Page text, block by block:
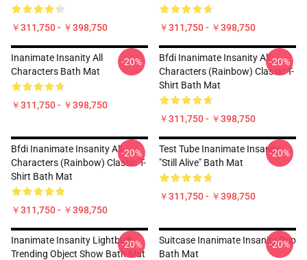
￥311,750 - ￥398,750 ￥311,750 - ￥398,750
Inanimate Insanity All
Characters Bath Mat
￥311,750 - ￥398,750
-20%
Bfdi Inanimate Insanity All
Characters (Rainbow) Classic T-
Shirt Bath Mat
￥311,750 - ￥398,750
-20%
Bfdi Inanimate Insanity All
Characters (Rainbow) Classic T-
Shirt Bath Mat
￥311,750 - ￥398,750
-20%
Test Tube Inanimate Insanity
"Still Alive" Bath Mat
￥311,750 - ￥398,750
-20%
Inanimate Insanity Lightbulb
Trending Object Show Bath Mat
-20%
Suitcase Inanimate Insanity Drip
Bath Mat
-20%